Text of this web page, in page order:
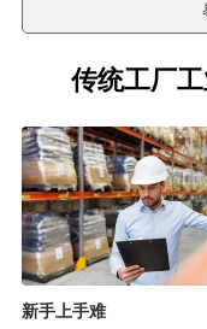
传统工厂
新手上手难